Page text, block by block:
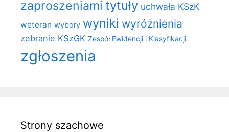
zaproszeniami tytuły uchwała KSzK
weteran wybory wyniki wyróżnienia
zebranie KSzGK Zespół Ewidencji i Klasyfikacji
zgłoszenia
Strony szachowe